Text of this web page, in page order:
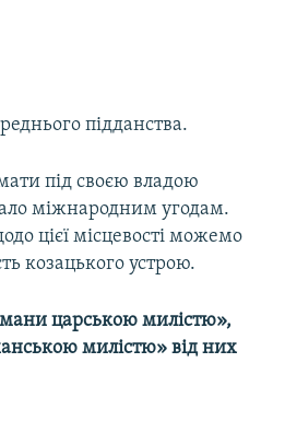
підданства.
під своєю владою
міжнародним угодам.
цієї місцевості можемо
козацького устрою.
царською милістю»,
милістю» від них